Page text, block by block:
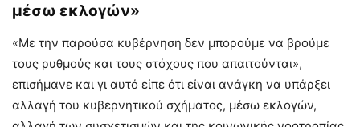
μέσω εκλογών»
«Με την παρούσα κυβέρνηση δεν μπορούμε να βρούμε
τους ρυθμούς και τους στόχους που απαιτούνται»,
επισήμανε και γι αυτό είπε ότι είναι ανάγκη να υπάρξει
αλλαγή του κυβερνητικού σχήματος, μέσω εκλογών,